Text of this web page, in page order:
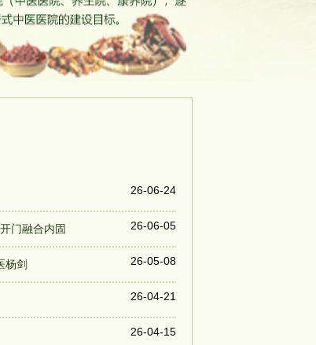
26-06-24
门融合内固 26-06-05
杨剑 26-05-08
26-04-21
26-04-15